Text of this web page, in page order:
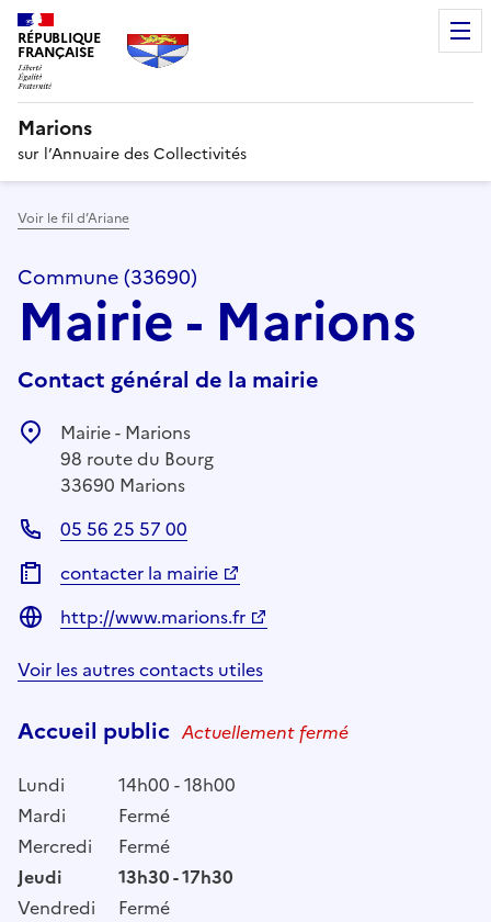
RÉPUBLIQUE
FRANÇAISE
Marions
sur l’Annuaire des Collectivités
Voir le fil d’Ariane
Commune (33690)
Mairie - Marions
Contact général de la mairie
Mairie - Marions
98 route du Bourg
33690 Marions
05 56 25 57 00
contacter la mairie
http://www.marions.fr
Voir les autres contacts utiles
Accueil public Actuellement fermé
Lundi
14h00 - 18h00
Mardi
Fermé
Mercredi
Fermé
Jeudi
13h30 - 17h30
Vendredi
Fermé